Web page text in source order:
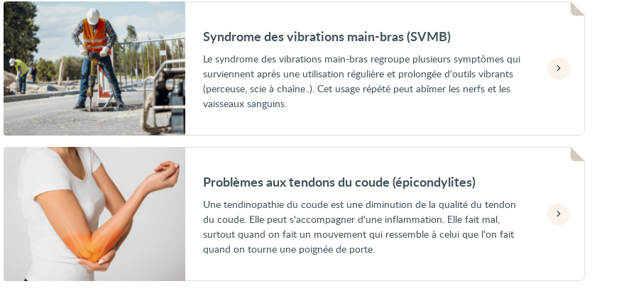
Voir
Syndrome
des
vibrations
main-
bras
(SVMB)
Syndrome des vibrations main-bras (SVMB)
Le syndrome des vibrations main-bras regroupe plusieurs symptômes qui
surviennent après une utilisation régulière et prolongée d'outils vibrants
(perceuse, scie à chaîne..). Cet usage répété peut abîmer les nerfs et les
vaisseaux sanguins.
Voir
(épicondylites)
Problèmes aux tendons du coude (épicondylites)
Une tendinopathie du coude est une diminution de la qualité du tendon
du coude. Elle peut s'accompagner d'une inflammation. Elle fait mal,
surtout quand on fait un mouvement qui ressemble à celui que l'on fait
quand on tourne une poignée de porte.